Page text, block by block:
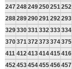
247248249250251 252
288289290291 292 293
329330331 332 333334
370371 372 373374375
411 412 413414415416
452 453454455456457